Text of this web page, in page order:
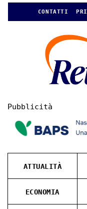
CONTATTI
Pubblicità
ATTUALITÀ
ECONOMIA